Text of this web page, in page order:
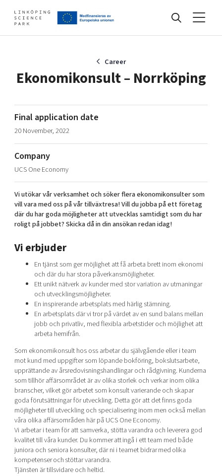
Artificial intelligence
Cybersecurity
Internet of Things
Global talent
Visual technologies
Shaping cities and regions
Bright East
East Sweden Tech Women
Reversed mentorship
Develop your company
Upgrade your skills & master new ones
Tech startups
Talent & skills
Startup & industry collaboration
Offers to boost your business
Funding opportunities
About
Our story, mission & vision
Our community of companies
Projects
Publications
Project toolbox
Our clusters
Reach out to us
Locations
40 years anniversary
Today's lunch in Mjärdevi
Career
Ekonomikonsult – Norrköping
Final application date
20 November, 2022
Company
UCS One Economy
Vi utökar vår verksamhet och söker flera ekonomikonsulter som
vill vara med oss på vår tillväxtresa! Vill du jobba på ett företag
där du har goda möjligheter att utvecklas samtidigt som du har
roligt på jobbet? Skicka då in din ansökan redan idag!
Vi erbjuder
En tjänst som ger möjlighet att få arbeta brett inom ekonomi
och där du har stora påverkansmöjligheter.
Ett unikt nätverk av kunder med stor variation av utmaningar
och utvecklingsmöjligheter.
En inspirerande arbetsplats med härlig stämning.
En arbetsplats där vi tror på värdet av en sund balans mellan
jobb och privatliv, med flexibla arbetstider och möjlighet att
arbeta hemifrån.
Som ekonomikonsult hos oss arbetar du självgående eller i team
mot kund med uppgifter som löpande bokföring, bokslutsarbete,
upprättande av årsredovisningshandlingar och rådgivning. Kunderna
som tillhör affärsområdet är av olika storlek och verkar inom olika
branscher, vilket gör arbetet som konsult varierande och skapar
goda förutsättningar för utveckling. Detta gör att det finns goda
möjligheter till utveckling och specialisering inom men också mellan
våra olika affärsområden här på UCS One Economy.
Vi arbetar i team för att samverka, stötta varandra och leverera god
kvalitet till våra kunder. Du kommer att ingå i ett team med både
juniora och seniora konsulter, där ni i teamet bidrar med olika
kompetenser och stöttar varandra.
Tjänsten är tillsvidare och heltid.